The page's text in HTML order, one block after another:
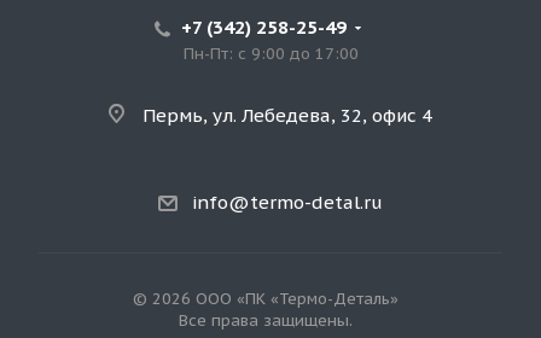
+7 (342) 258-25-49
Пн-Пт: с 9:00 до 17:00
Пермь, ул. Лебедева, 32, офис 4
info@termo-detal.ru
© 2026 ООО «ПК «Термо-Деталь»
Все права защищены.